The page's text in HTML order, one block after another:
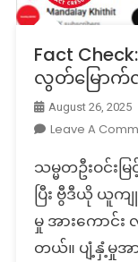
Fact
လွတ်မြော
August 26, 2025
Leave A
သမ္မတဦးဝင်
ပြီး ဗွီဒီယို ယူက
မှု အားကောင်
တယ်။ ပျံ့နှံ့မှုအ